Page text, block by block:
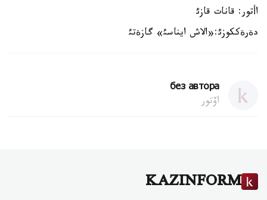
اأتور: قانات قازئ
دةرةككوزئ:«الاش ايناسئ» گازةتئ
без автора
اۆتور
KAZINFORM